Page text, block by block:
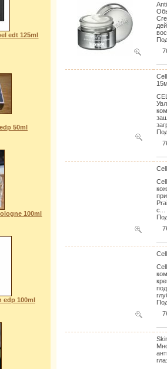
edt 125ml
50ml
100ml
edp 100ml
с...